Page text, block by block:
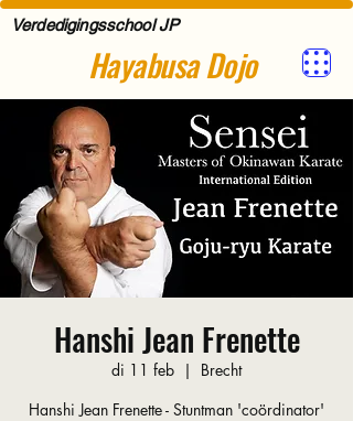
Hayabusa Dojo
Verdedigingsschool JP
Hanshi Jean Frenette
di 11 feb
  |
Brecht
Hanshi Jean Frenette - Stuntman 'coördinator'